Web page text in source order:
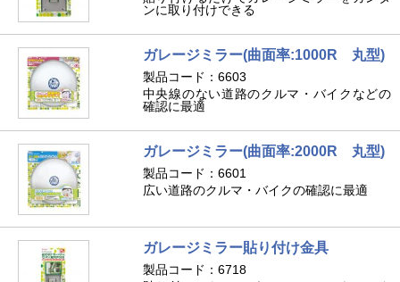
ンに取り付けできる
ガレージミラー(曲面率:1000R 丸型)
製品コード：6603
中央線のない道路のクルマ・バイクなどの
確認に最適
ガレージミラー(曲面率:2000R 丸型)
製品コード：6601
広い道路のクルマ・バイクの確認に最適
ガレージミラー貼り付け金具
製品コード：6718